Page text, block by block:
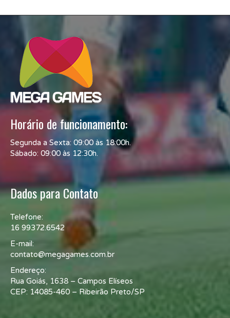
Horário de funcionamento:
Segunda a Sexta: 09:00 às 18:00h.
Sábado: 09:00 às 12:30h.
Dados para Contato
Telefone:
16 99372.6542
E-mail:
contato@megagames.com.br
Endereço:
Rua Goiás, 1638 – Campos Elíseos
CEP: 14085-460 – Ribeirão Preto/SP